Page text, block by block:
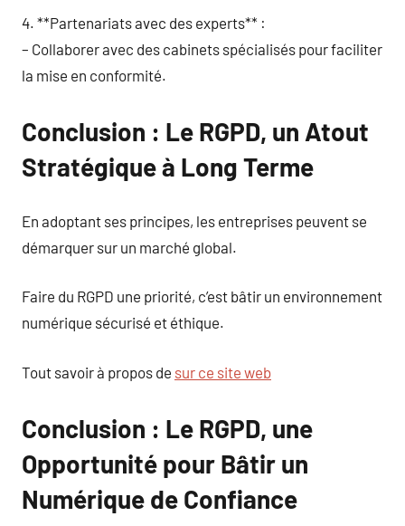
4. **Partenariats avec des experts** :
– Collaborer avec des cabinets spécialisés pour faciliter
la mise en conformité.
Conclusion : Le RGPD, un Atout
Stratégique à Long Terme
En adoptant ses principes, les entreprises peuvent se
démarquer sur un marché global.
Faire du RGPD une priorité, c’est bâtir un environnement
numérique sécurisé et éthique.
Tout savoir à propos de sur ce site web
Conclusion : Le RGPD, une
Opportunité pour Bâtir un
Numérique de Confiance